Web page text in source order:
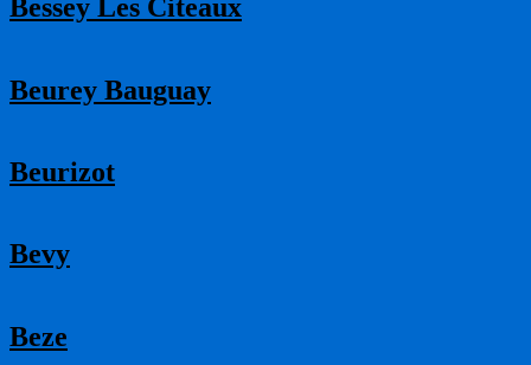
Bessey Les Citeaux
Beurey Bauguay
Beurizot
Bevy
Beze